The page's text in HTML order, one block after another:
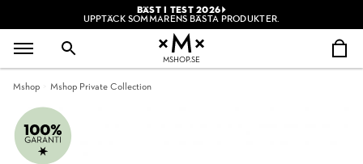
BÄST I TEST 2026
UPPTÄCK SOMMARENS BÄSTA PRODUKTER.
MSHOP.SE
Mshop Mshop Private Collection